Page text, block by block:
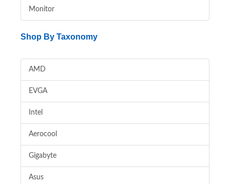
Monitor
Shop By Taxonomy
AMD
EVGA
Intel
Aerocool
Gigabyte
Asus